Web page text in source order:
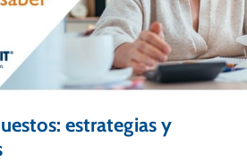
estrategias y